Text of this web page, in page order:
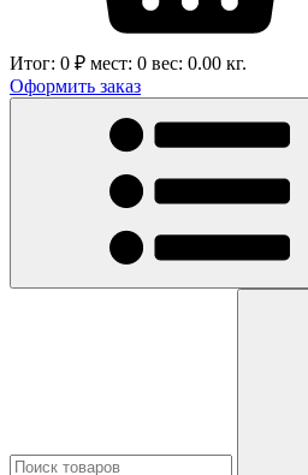
Итог: 0 ₽ мест: 0 вес: 0.00 кг.
Оформить заказ